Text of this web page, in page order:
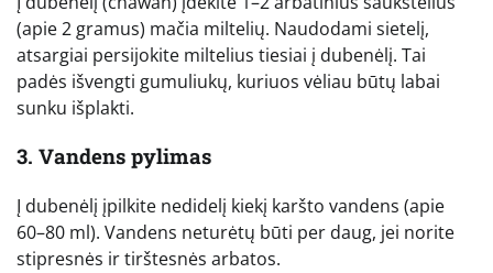
(apie 2 gramus) mačia miltelių. Naudodami sietelį,
atsargiai persijokite miltelius tiesiai į dubenėlį. Tai
padės išvengti gumuliukų, kuriuos vėliau būtų labai
sunku išplakti.
3. Vandens pylimas
Į dubenėlį įpilkite nedidelį kiekį karšto vandens (apie
60–80 ml). Vandens neturėtų būti per daug, jei norite
stipresnės ir tirštesnės arbatos.